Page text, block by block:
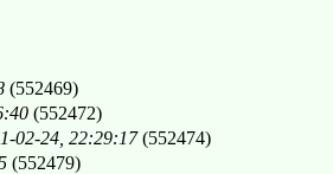
(552469)
(552472)
02-24, 22:29:17(552474)
(552479)